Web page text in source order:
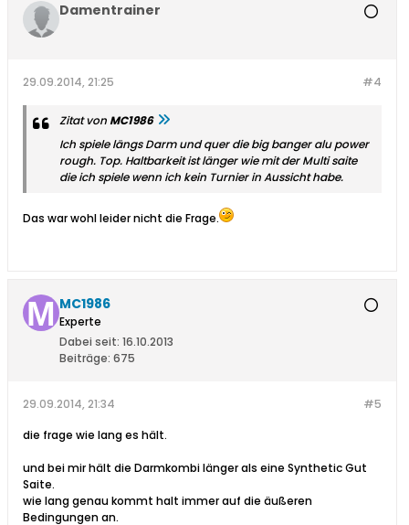
Damentrainer
#4
29.09.2014, 21:25
Zitat vonMC1986
Ich spiele längs Darm und quer die big banger alu power
rough. Top. Haltbarkeit ist länger wie mit der Multi saite
die ich spiele wenn ich kein Turnier in Aussicht habe.
Das war wohl leider nicht die Frage.
MC1986
Experte
Dabei seit: 16.10.2013
Beiträge: 675
#5
29.09.2014, 21:34
die frage wie lang es hält.
und bei mir hält die Darmkombi länger als eine Synthetic Gut
Saite.
wie lang genau kommt halt immer auf die äußeren
Bedingungen an.